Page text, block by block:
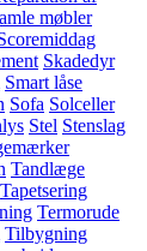
møbler
Skadedyr
Smart låse
Sofa Solceller
Stel Stenslag
Tandlæge
Tapetsering
Termorude
Tilbygning